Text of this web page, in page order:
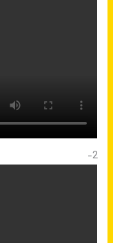
2-